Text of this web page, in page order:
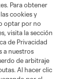
Para obtener
cookies y
optar por no
visita la sección
de Privacidad
a nuestros
de arbitraje
Al hacer clic